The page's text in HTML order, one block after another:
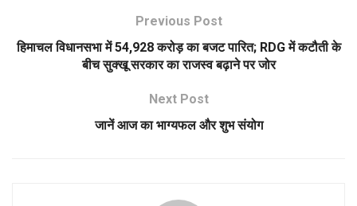
Previous Post
हिमाचल विधानसभा में 54,928 करोड़ का बजट पारित; RDG में कटौती के
बीच सुक्खू सरकार का राजस्व बढ़ाने पर जोर
Next Post
जानें आज का भाग्यफल और शुभ संयोग